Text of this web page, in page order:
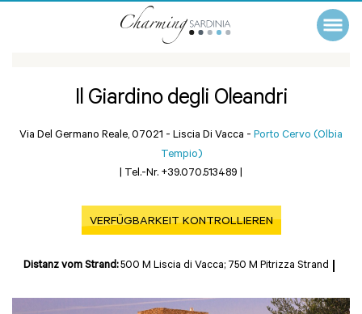
Il Giardino degli Oleandri
Via Del Germano Reale, 07021 - Liscia Di Vacca - Porto Cervo (Olbia
Tempio)
| Tel.-Nr. +39.070.513489 |
VERFÜGBARKEIT KONTROLLIEREN
Distanz vom Strand:500 M Liscia di Vacca; 750 M Pitrizza Strand